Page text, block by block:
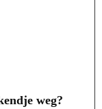
weg?